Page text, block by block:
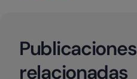
Publicaciones
relacionadas